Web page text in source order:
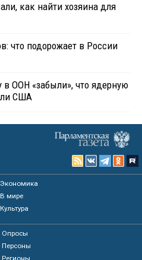
как найти хозяина для
что подорожает в России
ООН «забыли», что ядерную
США
Экономика
В мире
Культура
Опросы
Персоны